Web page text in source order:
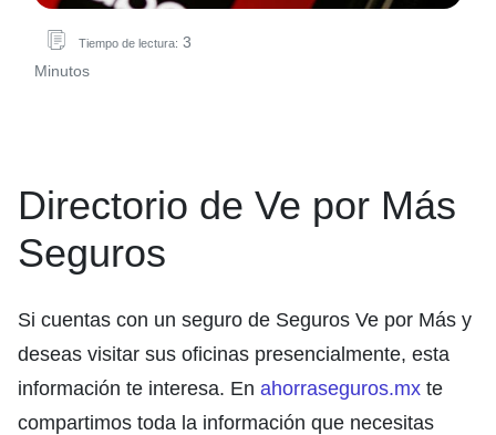
Tiempo de lectura: 3
Minutos
Directorio de Ve por Más
Seguros
Si cuentas con un seguro de Seguros Ve por Más y
deseas visitar sus oficinas presencialmente, esta
información te interesa. En ahorraseguros.mx te
compartimos toda la información que necesitas